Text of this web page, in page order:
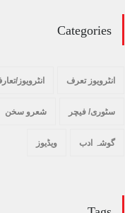
Categories
انٹرویوز تعرف انٹرویوز/
سٹوری/ فیچر شعرو سخن
گوشہ ادب ویڈیوز